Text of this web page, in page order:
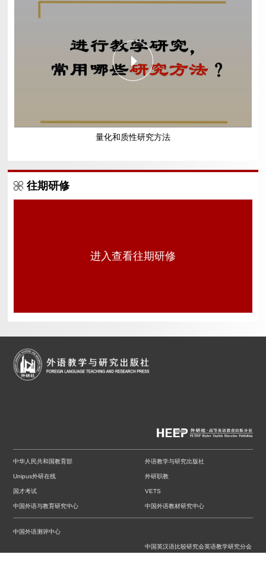
量化和质性研究方法
往期研修
进入查看往期研修
中华人民共和国教育部 外语教学与研究出版社
Unipus外研在线 外研职教
国才考试 VETS
中国外语与教育研究中心 中国外语教材研究中心
中国外语测评中心
中国英汉语比较研究会英语教学研究分会